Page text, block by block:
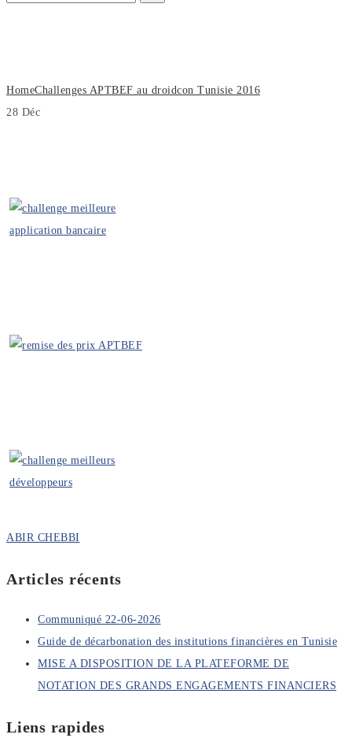
HomeChallenges APTBEF au droidcon Tunisie 2016
28 Déc
ABIR CHEBBI
Articles récents
Communiqué 22-06-2026
Guide de décarbonation des institutions financières en Tunisie
MISE A DISPOSITION DE LA PLATEFORME DE
NOTATION DES GRANDS ENGAGEMENTS FINANCIERS
Liens rapides